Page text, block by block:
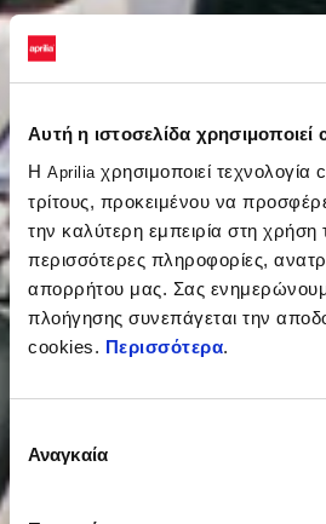
Αυτή η ιστοσελίδα χρησιμοποιεί
Η Aprilia χρησιμοποιεί τεχνολογία
τρίτους, προκειμένου να
την καλύτερη εμπειρία στη χρήση
περισσότερες πληροφορίες,
απορρήτου μας. Σας
πλοήγησης συνεπάγεται την
cookies. Περισσότερα.
συγκατάθεσης
Αναγκαία